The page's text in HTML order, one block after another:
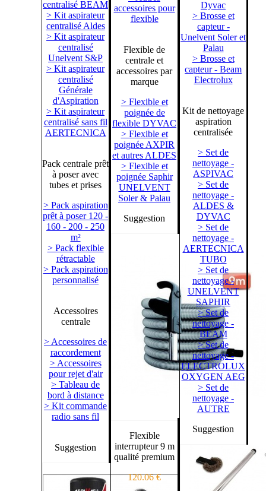
centralisé BEAM
> Kit aspirateur
centralisé Aldes
> Kit aspirateur
centralisé
Unelvent S&P
> Kit aspirateur
centralisé
Générale
d'Aspiration
> Kit aspirateur
centralisé sans fil
AERTECNICA
Pack centrale prêt
à poser avec
tubes et prises
> Pack aspiration
prêt à poser 120 -
160 - 200 - 250
m²
> Pack flexible
rétractable
> Pack aspiration
personnalisé
Accessoires
centrale
> Accessoires de
raccordement
> Accessoires
pour rejet d'air
> Tableau de
bord à distance
> Kit commande
radio sans fil
Suggestion
accessoires pour
flexible
Flexible de
centrale et
accessoires par
marque
> Flexible et
poignée de
flexible DYVAC
> Flexible et
poignée AXPIR
et autres ALDES
> Flexible et
poignée Saphir
UNELVENT
Soler & Palau
Suggestion
Flexible
interrupteur 9 m
qualité premium
120.06 €
Dyvac
> Brosse et
capteur -
Unelvent Soler et
Palau
> Brosse et
capteur - Beam
Electrolux
Kit de nettoyage
aspiration
centralisée
> Set de
nettoyage -
ASPIVAC
> Set de
nettoyage -
ALDES &
DYVAC
> Set de
nettoyage -
AERTECNICA
TUBO
> Set de
nettoyage -
UNELVENT
SAPHIR
> Set de
nettoyage -
BEAM
> Set de
nettoyage -
ELECTROLUX
OXYGEN AEG
> Set de
nettoyage -
AUTRE
Suggestion